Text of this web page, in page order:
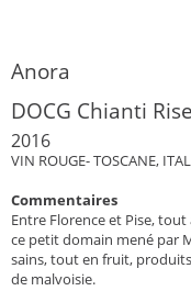
Anora
DOCG Chianti
2016
VIN ROUGE- TOSCANE,
Commentaires
Entre Florence et Pise,
ce petit domain mené par
sains, tout en fruit,
de malvoisie.